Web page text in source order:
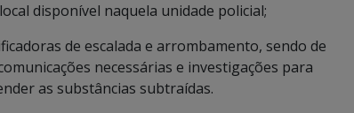
disponível naquela unidade policial;
de escalada e arrombamento, sendo de
necessárias e investigações para
as substâncias subtraídas.